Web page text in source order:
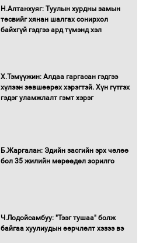
УИХ-ын дарга С.Бямбацогт Сутай
хайрхны тэнгэрийг тахих тахилгад
оролцлоо
С.Амарсайхан: Иргэдийг хохироосон
ААН-ийн нуугтмал хөрөнгийг
битүүмжлэнэ
Н.Номтойбаяр: Аймгуудад тулгамдаж
буй асуудлуудыг Засгийн газрын
С.Бямбацогт Зүүн Азийн
эрэгтэйчүүдийн волейболын тэмцээнд
Н.Алтанхуяг: Туулын хурдны замын
төсвийг хянан шалгах сонирхол
байхгүй гэдгээ ард түмэнд хэл
Х.Тэмүүжин: Алдаа гаргасан гэдгээ
хүлээн зөвшөөрөх хэрэгтэй. Хүн гүтгэх
гэдэг уламжлалт гэмт хэрэг
Б.Жаргалан: Эдийн засгийн эрх чөлөө
бол 35 жилийн мөрөөдөл зорилго
Ч.Лодойсамбуу: "Тээг тушаа" болж
байгаа хуулиудын өөрчлөлт хэзээ вэ